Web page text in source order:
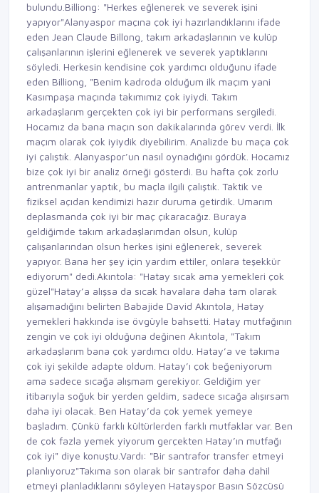
bulundu.Billiong: "Herkes eğlenerek ve severek işini
yapıyor"Alanyaspor maçına çok iyi hazırlandıklarını ifade
eden Jean Claude Billong, takım arkadaşlarının ve kulüp
çalışanlarının işlerini eğlenerek ve severek yaptıklarını
söyledi. Herkesin kendisine çok yardımcı olduğunu ifade
eden Billiong, "Benim kadroda olduğum ilk maçım yani
Kasımpaşa maçında takımımız çok iyiydi. Takım
arkadaşlarım gerçekten çok iyi bir performans sergiledi.
Hocamız da bana maçın son dakikalarında görev verdi. İlk
maçım olarak çok iyiydik diyebilirim. Analizde bu maça çok
iyi çalıştık. Alanyaspor’un nasıl oynadığını gördük. Hocamız
bize çok iyi bir analiz örneği gösterdi. Bu hafta çok zorlu
antrenmanlar yaptık, bu maçla ilgili çalıştık. Taktik ve
fiziksel açıdan kendimizi hazır duruma getirdik. Umarım
deplasmanda çok iyi bir maç çıkaracağız. Buraya
geldiğimde takım arkadaşlarımdan olsun, kulüp
çalışanlarından olsun herkes işini eğlenerek, severek
yapıyor. Bana her şey için yardım ettiler, onlara teşekkür
ediyorum" dedi.Akıntola: "Hatay sıcak ama yemekleri çok
güzel"Hatay’a alışsa da sıcak havalara daha tam olarak
alışamadığını belirten Babajide David Akıntola, Hatay
yemekleri hakkında ise övgüyle bahsetti. Hatay mutfağının
zengin ve çok iyi olduğuna değinen Akıntola, "Takım
arkadaşlarım bana çok yardımcı oldu. Hatay’a ve takıma
çok iyi şekilde adapte oldum. Hatay’ı çok beğeniyorum
ama sadece sıcağa alışmam gerekiyor. Geldiğim yer
itibarıyla soğuk bir yerden geldim, sadece sıcağa alışırsam
daha iyi olacak. Ben Hatay’da çok yemek yemeye
başladım. Çünkü farklı kültürlerden farklı mutfaklar var. Ben
de çok fazla yemek yiyorum gerçekten Hatay’ın mutfağı
çok iyi" diye konuştu.Vardı: "Bir santrafor transfer etmeyi
planlıyoruz"Takıma son olarak bir santrafor daha dahil
etmeyi planladıklarını söyleyen Hatayspor Basın Sözcüsü